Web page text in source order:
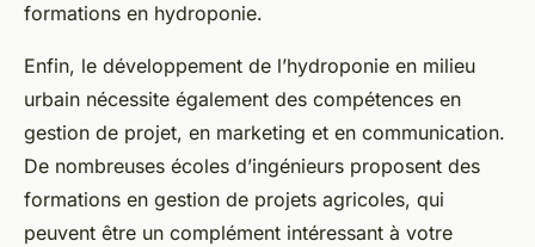
formations en hydroponie.
Enfin, le développement de l’hydroponie en milieu
urbain nécessite également des compétences en
gestion de projet, en marketing et en communication.
De nombreuses écoles d’ingénieurs proposent des
formations en gestion de projets agricoles, qui
peuvent être un complément intéressant à votre